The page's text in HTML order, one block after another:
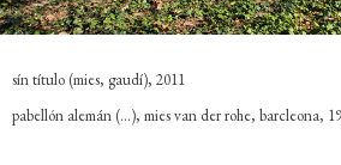
sín título (mies, gaudí), 2011
pabellón alemán (...), mies van der rohe, barcleona,